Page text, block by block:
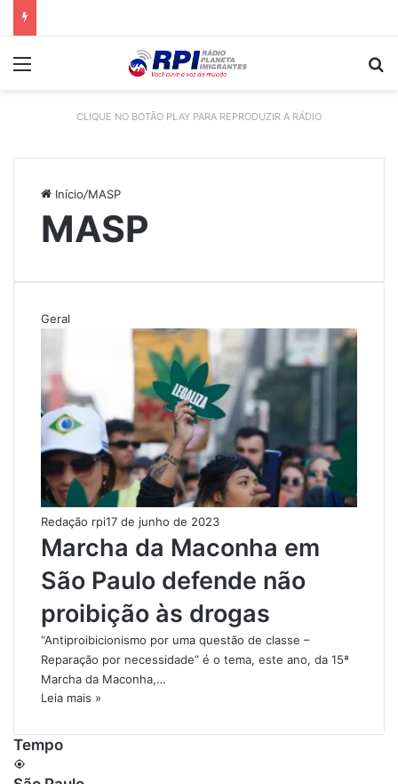
CLIQUE NO BOTÃO PLAY PARA REPRODUZIR A RÁDIO
Início/MASP
MASP
Geral
Redação rpi17 de junho de 2023
Marcha da Maconha em
São Paulo defende não
proibição às drogas
“Antiproibicionismo por uma questão de classe –
Reparação por necessidade” é o tema, este ano, da 15ª
Marcha da Maconha,…
Leia mais »
Tempo